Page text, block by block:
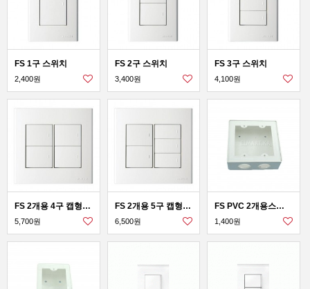
FS 1구 스위치
2,400원
FS 2구 스위치
3,400원
FS 3구 스위치
4,100원
FS 2개용 4구 캡형스위치
5,700원
FS 2개용 5구 캡형스위치
6,500원
FS PVC 2개용스위치박스44 콘센트박스54
1,400원